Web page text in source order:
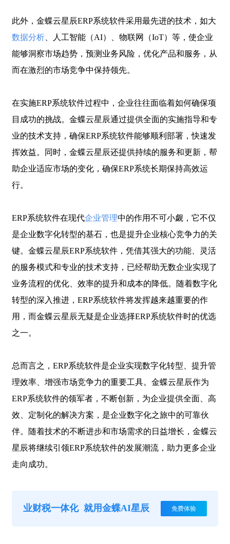
此外，金蝶云星辰ERP系统软件采用最先进的技术，如大
数据分析 、人工智能（AI）、物联网（IoT）等，使企业
能够洞察市场趋势，预测业务风险，优化产品和服务，从
而在激烈的市场竞争中保持领先。
在实施ERP系统软件过程中，企业往往面临着如何确保项
目成功的挑战。金蝶云星辰通过提供全面的实施指导和专
业的技术支持，确保ERP系统软件能够顺利部署，快速发
挥效益。同时，金蝶云星辰还提供持续的服务和更新，帮
助企业适应市场的变化，确保ERP系统长期保持高效运
行。
ERP系统软件在现代企业管理中的作用不可小觑，它不仅
是企业数字化转型的基石，也是提升企业核心竞争力的关
键。金蝶云星辰ERP系统软件，凭借其强大的功能、灵活
的服务模式和专业的技术支持，已经帮助无数企业实现了
业务流程的优化、效率的提升和成本的降低。随着数字化
转型的深入推进，ERP系统软件将发挥越来越重要的作
用，而金蝶云星辰无疑是企业选择ERP系统软件时的优选
之一。
总而言之，ERP系统软件是企业实现数字化转型、提升管
理效率、增强市场竞争力的重要工具。金蝶云星辰作为
ERP系统软件的领军者，不断创新，为企业提供全面、高
效、定制化的解决方案，是企业数字化之旅中的可靠伙
伴。随着技术的不断进步和市场需求的日益增长，金蝶云
星辰将继续引领ERP系统软件的发展潮流，助力更多企业
走向成功。
业财税一体化 就用金蝶AI星辰 免费体验